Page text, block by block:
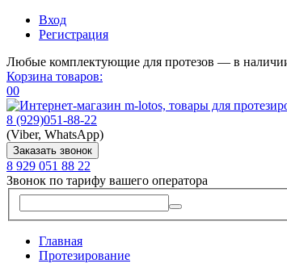
Вход
Регистрация
Любые комплектующие для протезов — в
Корзина товаров:
00
8 (929)051-88-22
(Viber, WhatsApp)
Заказать звонок
8 929 051 88 22
Звонок по тарифу вашего оператора
Главная
Протезирование